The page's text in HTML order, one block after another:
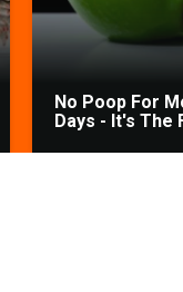
No Poop For
Days - It's The